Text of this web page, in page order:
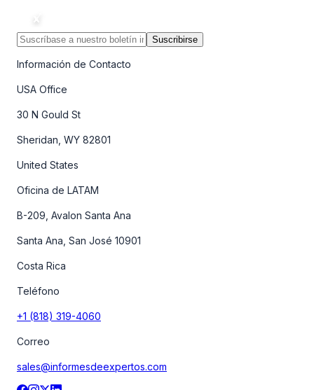
Suscribirse
Información de Contacto
USA Office
30 N Gould St
Sheridan, WY 82801
United States
Oficina de LATAM
B-209, Avalon Santa Ana
Santa Ana, San José 10901
Costa Rica
Teléfono
+1 (818) 319-4060
Correo
sales@informesdeexpertos.com